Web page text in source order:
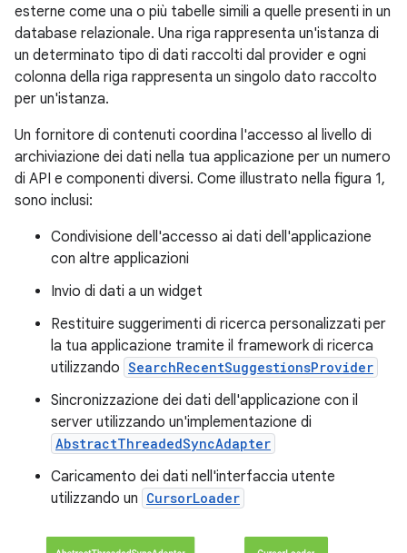
esterne come una o più tabelle simili a quelle presenti in un
database relazionale. Una riga rappresenta un'istanza di
un determinato tipo di dati raccolti dal provider e ogni
colonna della riga rappresenta un singolo dato raccolto
per un'istanza.
Un fornitore di contenuti coordina l'accesso al livello di
archiviazione dei dati nella tua applicazione per un numero
di API e componenti diversi. Come illustrato nella figura 1,
sono inclusi:
Condivisione dell'accesso ai dati dell'applicazione
con altre applicazioni
Invio di dati a un widget
Restituire suggerimenti di ricerca personalizzati per
la tua applicazione tramite il framework di ricerca
utilizzando SearchRecentSuggestionsProvider
Sincronizzazione dei dati dell'applicazione con il
server utilizzando un'implementazione di
AbstractThreadedSyncAdapter
Caricamento dei dati nell'interfaccia utente
utilizzando un CursorLoader